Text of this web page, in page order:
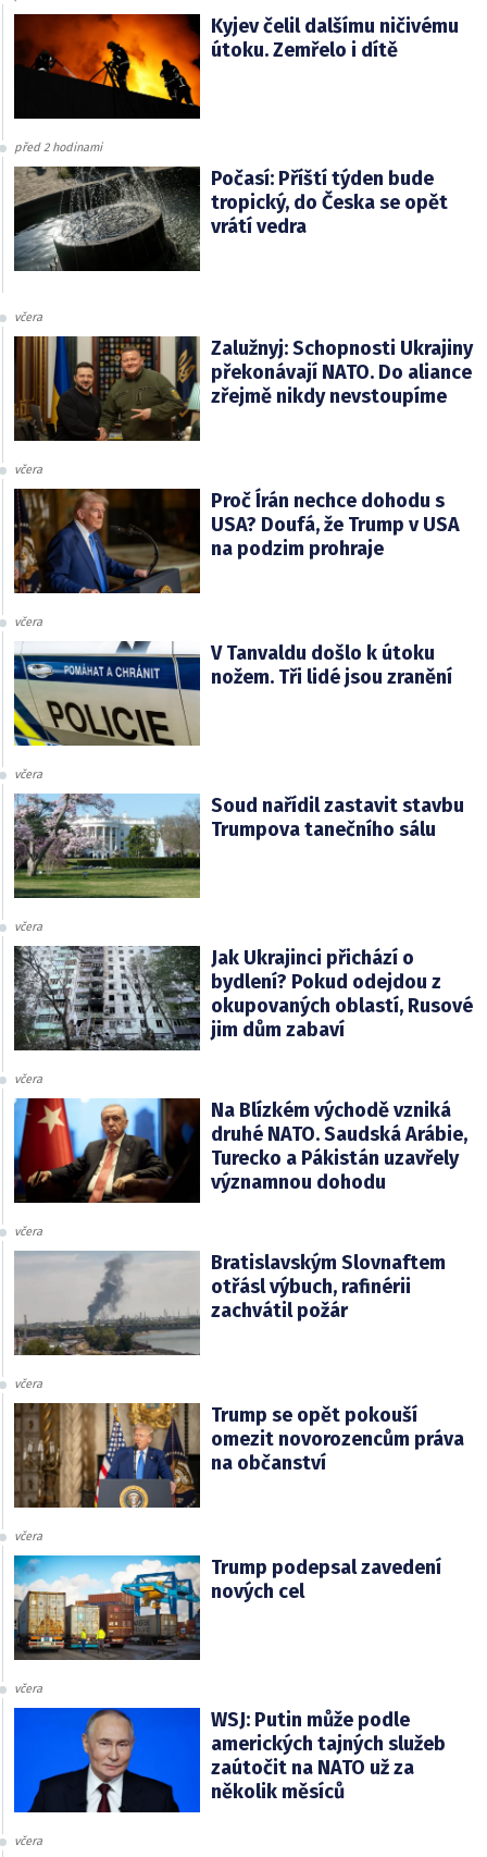
Kyjev čelil dalšímu ničivému
útoku. Zemřelo i dítě
před 2 hodinami
Počasí: Příští týden bude
tropický, do Česka se opět
vrátí vedra
včera
Zalužnyj: Schopnosti Ukrajiny
překonávají NATO. Do aliance
zřejmě nikdy nevstoupíme
včera
Proč Írán nechce dohodu s
USA? Doufá, že Trump v USA
na podzim prohraje
včera
V Tanvaldu došlo k útoku
nožem. Tři lidé jsou zranění
včera
Soud nařídil zastavit stavbu
Trumpova tanečního sálu
včera
Jak Ukrajinci přichází o
bydlení? Pokud odejdou z
okupovaných oblastí, Rusové
jim dům zabaví
včera
Na Blízkém východě vzniká
druhé NATO. Saudská Arábie,
Turecko a Pákistán uzavřely
významnou dohodu
včera
Bratislavským Slovnaftem
otřásl výbuch, rafinérii
zachvátil požár
včera
Trump se opět pokouší
omezit novorozencům práva
na občanství
včera
Trump podepsal zavedení
nových cel
včera
WSJ: Putin může podle
amerických tajných služeb
zaútočit na NATO už za
několik měsíců
včera